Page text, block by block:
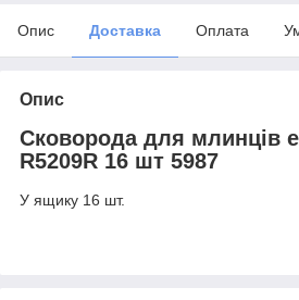
Опис Доставка Оплата
Опис
Сковорода для млинців
R5209R 16 шт 5987
У ящику 16 шт.